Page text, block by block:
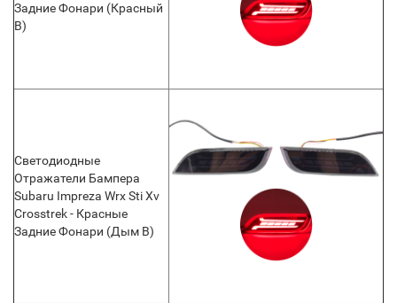
Задние Фонари (Красный
B)
Светодиодные
Отражатели Бампера
Subaru Impreza Wrx Sti Xv
Crosstrek - Красные
Задние Фонари (Дым B)